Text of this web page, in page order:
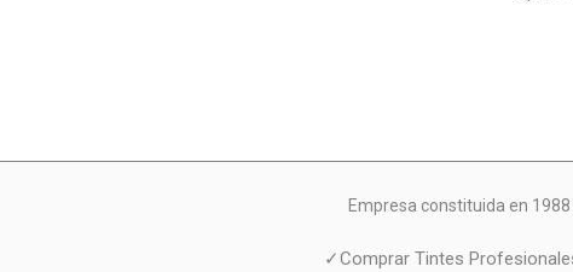
Empresa constituida en
✓Comprar Tintes